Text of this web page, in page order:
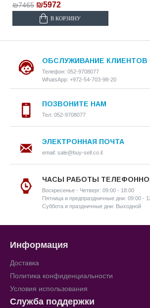
₪7465 ₪5972
В КОРЗИНУ
ОБСЛУЖИВАНИЕ КЛИЕНТОВ
Телефон: 052-9708077
WhatsApp: +972-54-703-98-20
ПОЗВОНИТЕ НАМ
Тел: 052-9708077
ЭЛЕКТРОННАЯ ПОЧТА
email: sale@buy-sell.co.il
ЧАСЫ РАБОТЫ
Воскресенье - Четверг: 09:00 - 18:00
Пятница и предпраздничные дни: 09:00 -
Суббота и праздничные дни: Выходной
Информация
Доставка
Политика конфиденциальности
Условия использования
Служба поддержки